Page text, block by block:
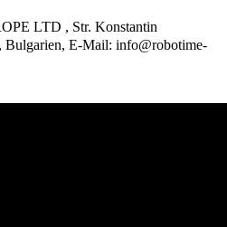
LTD , Str. Konstantin
Bulgarien, E-Mail: info@robotime-